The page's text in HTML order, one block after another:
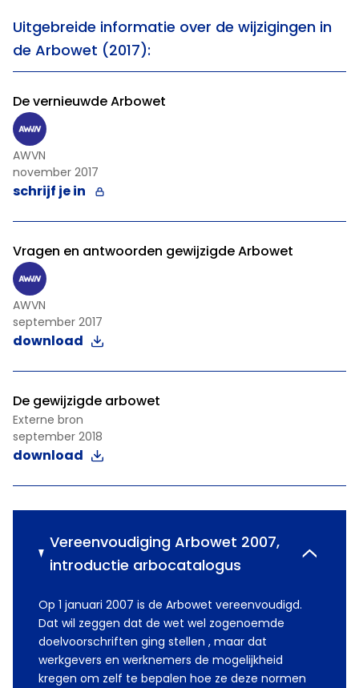
Uitgebreide informatie over de wijzigingen in
de Arbowet (2017):
De vernieuwde Arbowet
AWVN
november 2017
schrijf je in
Vragen en antwoorden gewijzigde Arbowet
AWVN
september 2017
download
De gewijzigde arbowet
Externe bron
september 2018
download
Vereenvoudiging Arbowet 2007,
introductie arbocatalogus
Op 1 januari 2007 is de Arbowet vereenvoudigd.
Dat wil zeggen dat de wet wel zogenoemde
doelvoorschriften ging stellen , maar dat
werkgevers en werknemers de mogelijkheid
kregen om zelf te bepalen hoe ze deze normen